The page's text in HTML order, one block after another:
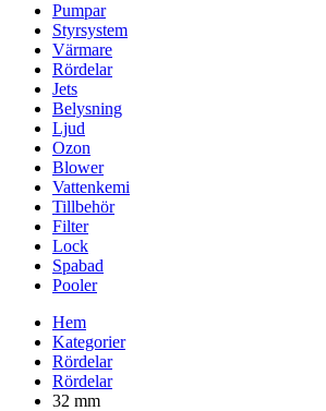
Pumpar
Styrsystem
Värmare
Rördelar
Jets
Belysning
Ljud
Ozon
Blower
Vattenkemi
Tillbehör
Filter
Lock
Spabad
Pooler
Hem
Kategorier
Rördelar
Rördelar
32 mm